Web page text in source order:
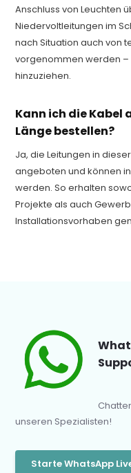
Anschluss von Leuchten
Niedervoltleitungen im
nach Situation auch von
vorgenommen werden –
hinzuziehen.
Kann ich die Kabel
Länge bestellen?
Ja, die Leitungen in
angeboten und können
werden. So erhalten
Projekte als auch
Installationsvorhaben
unseren Spezialisten!
Starte WhatsApp